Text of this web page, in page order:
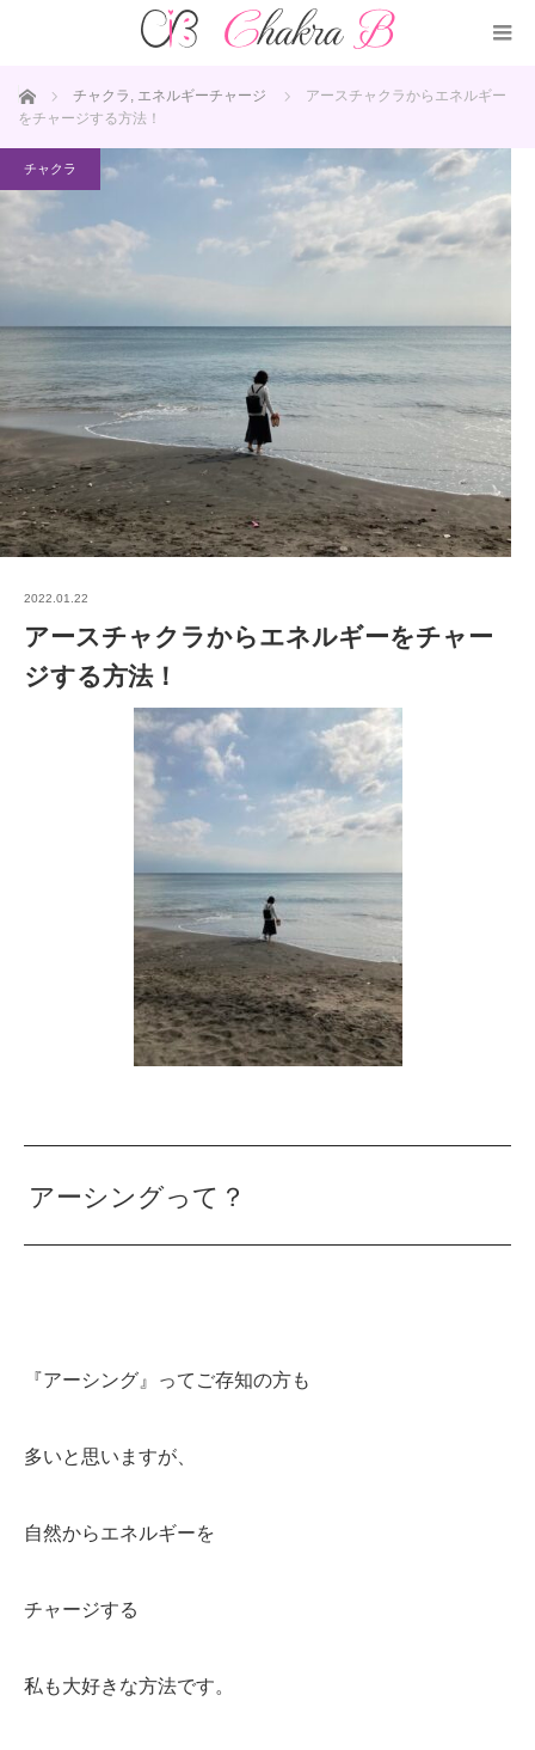
ホーム チャクラ , エネルギーチャージ
アースチャクラからエネルギー
をチャージする方法！
チャクラ
2022.01.22
アースチャクラからエネルギーをチャー
ジする方法！
アーシングって？
『アーシング』ってご存知の方も
多いと思いますが、
自然からエネルギーを
チャージする
私も大好きな方法です。